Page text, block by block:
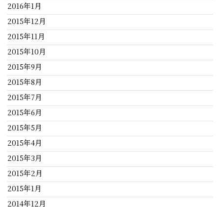
2016年1月
2015年12月
2015年11月
2015年10月
2015年9月
2015年8月
2015年7月
2015年6月
2015年5月
2015年4月
2015年3月
2015年2月
2015年1月
2014年12月